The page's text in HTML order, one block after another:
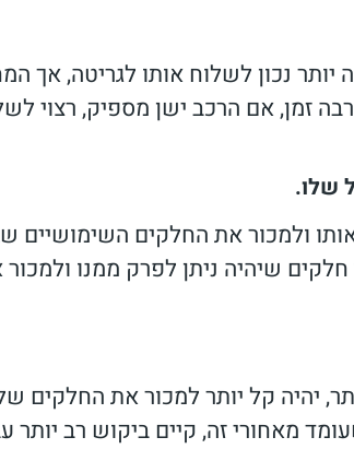
נכון לשלוח אותו לגריטה, אך
זמן, אם הרכב ישן מספיק, רצוי
שלו.
ולמכור את החלקים השימושיים
חלקים שיהיה ניתן לפרק ממנו
יהיה קל יותר למכור את החלקים
מאחורי זה, קיים ביקוש רב